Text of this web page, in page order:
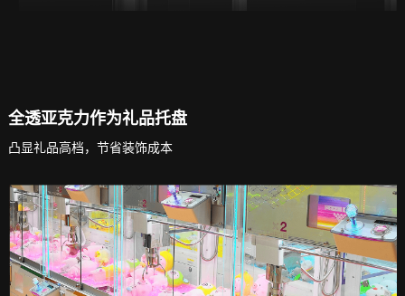
全透亚克力作为礼品托盘
凸显礼品高档，节省装饰成本